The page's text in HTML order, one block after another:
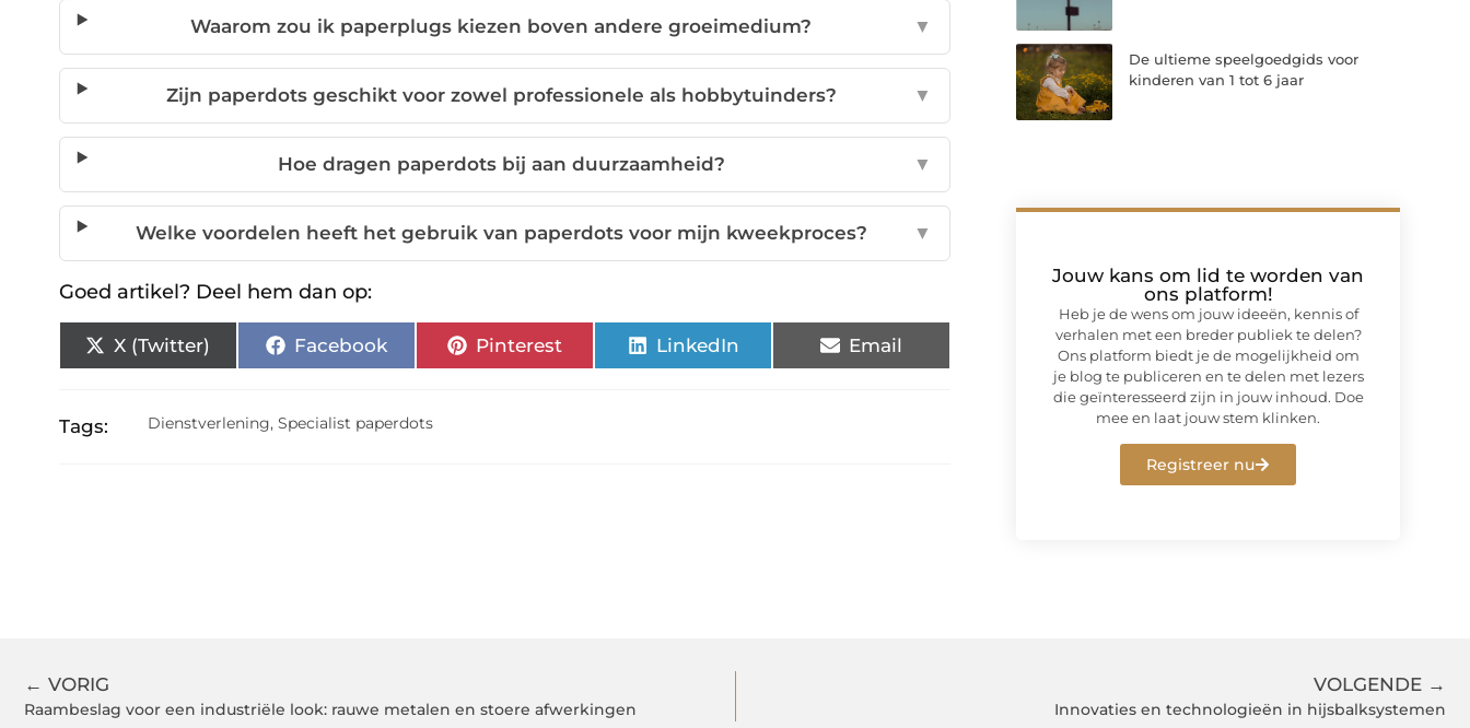
Waarom zou ik paperplugs kiezen boven andere groeimedium? ▼
Zijn paperdots geschikt voor zowel professionele als hobbytuinders? ▼
Hoe dragen paperdots bij aan duurzaamheid? ▼
Welke voordelen heeft het gebruik van paperdots voor mijn kweekproces? ▼
Goed artikel? Deel hem dan op:
X (Twitter) Facebook Pinterest LinkedIn Email
Tags: Dienstverlening,Specialist paperdots
De ultieme speelgoedgids voor
kinderen van 1 tot 6 jaar
Jouw kans om lid te worden van
ons platform!
Heb je de wens om jouw ideeën, kennis of
verhalen met een breder publiek te delen?
Ons platform biedt je de mogelijkheid om
je blog te publiceren en te delen met lezers
die geïnteresseerd zijn in jouw inhoud. Doe
mee en laat jouw stem klinken.
Registreer nu
← VORIG
Raambeslag voor een industriële look: rauwe metalen en stoere afwerkingen
VOLGENDE →
Innovaties en technologieën in hijsbalksystemen